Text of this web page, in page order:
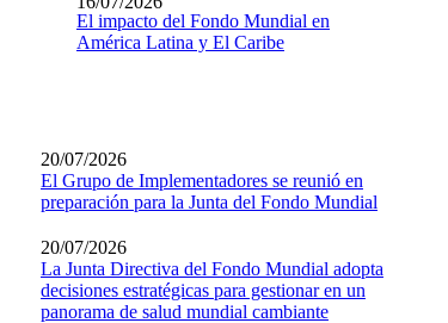
El impacto del Fondo Mundial en
América Latina y El Caribe
20/07/2026
El Grupo de Implementadores se reunió en
preparación para la Junta del Fondo Mundial
20/07/2026
La Junta Directiva del Fondo Mundial adopta
decisiones estratégicas para gestionar en un
panorama de salud mundial cambiante